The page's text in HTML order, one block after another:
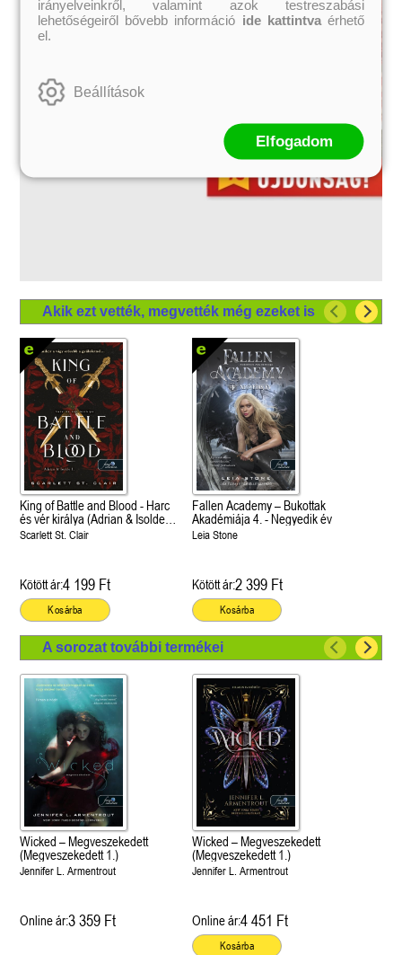
Akik ezt vették, megvették még ezeket is
King of Battle and Blood - Harc
és vér királya (Adrian & Isolde
1.)
Scarlett St. Clair
Kötött ár:4 199 Ft
Kosárba
Fallen Academy – Bukottak
Akadémiája 4. - Negyedik év
Leia Stone
Kötött ár:2 399 Ft
Kosárba
A sorozat további termékei
Wicked – Megveszekedett
(Megveszekedett 1.)
Jennifer L. Armentrout
Online ár:3 359 Ft
Wicked – Megveszekedett
(Megveszekedett 1.)
Jennifer L. Armentrout
Online ár:4 451 Ft
Kosárba
irányelveinkről, valamint azok testreszabási
lehetőségeiről bővebb információ ide kattintvaérhető
el.
Beállítások
Elfogadom